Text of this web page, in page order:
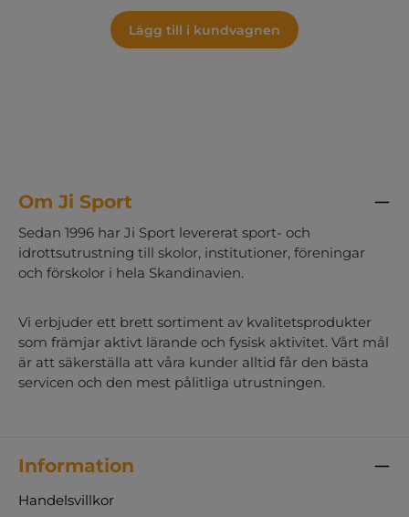
med 10 bågar, 30 pilar med sugkopp och 5
måltavlor med fötter.Lägg till i kundvagnen
Om Ji Sport
Sedan 1996 har Ji Sport levererat sport- och
idrottsutrustning till skolor, institutioner, föreningar
och förskolor i hela Skandinavien.
Vi erbjuder ett brett sortiment av kvalitetsprodukter
som främjar aktivt lärande och fysisk aktivitet. Vårt mål
är att säkerställa att våra kunder alltid får den bästa
servicen och den mest pålitliga utrustningen.
Information
Handelsvillkor